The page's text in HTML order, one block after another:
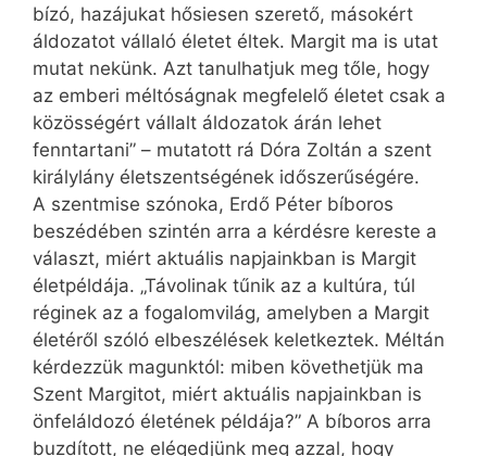
bízó, hazájukat hősiesen szerető, másokért
áldozatot vállaló életet éltek. Margit ma is utat
mutat nekünk. Azt tanulhatjuk meg tőle, hogy
az emberi méltóságnak megfelelő életet csak a
közösségért vállalt áldozatok árán lehet
fenntartani” – mutatott rá Dóra Zoltán a szent
királylány életszentségének időszerűségére.
A szentmise szónoka, Erdő Péter bíboros
beszédében szintén arra a kérdésre kereste a
választ, miért aktuális napjainkban is Margit
életpéldája. „Távolinak tűnik az a kultúra, túl
réginek az a fogalomvilág, amelyben a Margit
életéről szóló elbeszélések keletkeztek. Méltán
kérdezzük magunktól: miben követhetjük ma
Szent Margitot, miért aktuális napjainkban is
önfeláldozó életének példája?” A bíboros arra
buzdított, ne elégedjünk meg azzal, hogy